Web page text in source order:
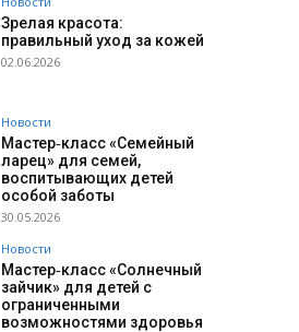
Зрелая красота:
правильный уход за кожей
02.06.2026
Новости
Мастер‑класс «Семейный
ларец» для семей,
воспитывающих детей
особой заботы
30.05.2026
Новости
Мастер‑класс «Солнечный
зайчик» для детей с
ограниченными
возможностями здоровья